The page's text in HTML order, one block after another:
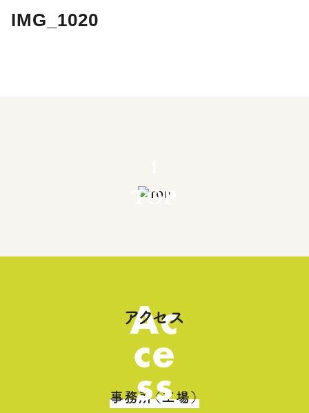
IMG_1020
TOP
Ac
ce
ss
アクセス
事務所（工場）